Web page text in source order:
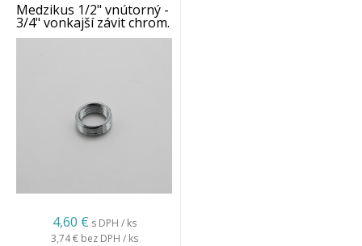
Medzikus 1/2" vnútorný -
3/4" vonkajší závit chrom.
(pre klas. a vaňovú bat.)
4,60 € s DPH / ks
3,74 € bez DPH / ks